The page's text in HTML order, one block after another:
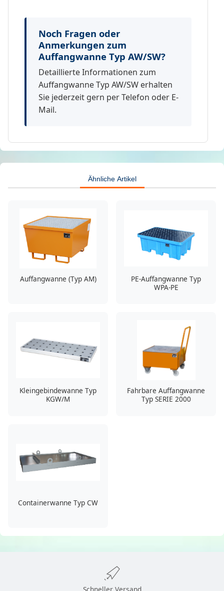
Noch Fragen oder
Anmerkungen zum
Auffangwanne Typ AW/SW?
Detaillierte Informationen zum
Auffangwanne Typ AW/SW erhalten
Sie jederzeit gern per Telefon oder E-
Mail.
Ähnliche Artikel
Auffangwanne (Typ AM)
PE-Auffangwanne Typ
WPA-PE
Kleingebindewanne Typ
KGW/M
Fahrbare Auffangwanne
Typ SERIE 2000
Containerwanne Typ CW